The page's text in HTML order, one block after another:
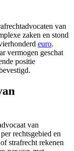
van
zaken en stond
euro.
vermogen geschat
positie
van
rechtsgebied en
strafrecht rekenen